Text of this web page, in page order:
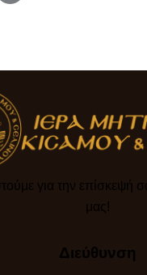
για την επίσκεψή
μας!​
Διεύθυνση